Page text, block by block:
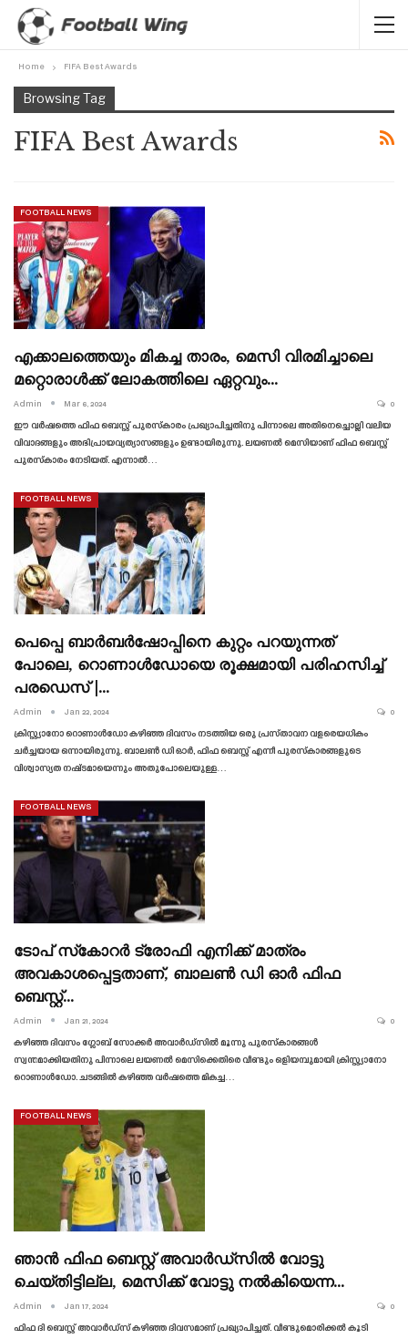
Home FIFA Best Awards
Browsing Tag
FIFA Best Awards
FOOTBALL NEWS
എക്കാലത്തെയും മികച്ച താരം, മെസി വിരമിച്ചാലെ
മറ്റൊരാൾക്ക് ലോകത്തിലെ ഏറ്റവും…
Admin Mar 6, 2024 0
ഈ വർഷത്തെ ഫിഫ ബെസ്റ്റ് പുരസ്‌കാരം പ്രഖ്യാപിച്ചതിനു പിന്നാലെ അതിനെച്ചൊല്ലി വലിയ
വിവാദങ്ങളും അഭിപ്രായവ്യത്യാസങ്ങളും ഉണ്ടായിരുന്നു. ലയണൽ മെസിയാണ് ഫിഫ ബെസ്റ്റ്
പുരസ്‌കാരം നേടിയത്. എന്നാൽ…
FOOTBALL NEWS
പെപ്പെ ബാർബർഷോപ്പിനെ കുറ്റം പറയുന്നത്
പോലെ, റൊണാൾഡോയെ രൂക്ഷമായി പരിഹസിച്ച്
പരഡെസ് |…
Admin Jan 22, 2024 0
ക്രിസ്റ്റ്യാനോ റൊണാൾഡോ കഴിഞ്ഞ ദിവസം നടത്തിയ ഒരു പ്രസ്‌താവന വളരെയധികം
ചർച്ചയായ ഒന്നായിരുന്നു. ബാലൺ ഡി ഓർ, ഫിഫ ബെസ്റ്റ് എന്നീ പുരസ്‌കാരങ്ങളുടെ
വിശ്വാസ്യത നഷ്‌ടമായെന്നും അതുപോലെയുള്ള…
FOOTBALL NEWS
ടോപ് സ്‌കോറർ ട്രോഫി എനിക്ക് മാത്രം
അവകാശപ്പെട്ടതാണ്, ബാലൺ ഡി ഓർ ഫിഫ
ബെസ്റ്റ്…
Admin Jan 21, 2024 0
കഴിഞ്ഞ ദിവസം ഗ്ലോബ് സോക്കർ അവാർഡ്‌സിൽ മൂന്നു പുരസ്‌കാരങ്ങൾ
സ്വന്തമാക്കിയതിനു പിന്നാലെ ലയണൽ മെസിക്കെതിരെ വീണ്ടും ഒളിയമ്പുമായി ക്രിസ്റ്റ്യാനോ
റൊണാൾഡോ. ചടങ്ങിൽ കഴിഞ്ഞ വർഷത്തെ മികച്ച…
FOOTBALL NEWS
ഞാൻ ഫിഫ ബെസ്റ്റ് അവാർഡ്‌സിൽ വോട്ടു
ചെയ്‌തിട്ടില്ല, മെസിക്ക് വോട്ടു നൽകിയെന്ന…
Admin Jan 17, 2024 0
ഫിഫ ദി ബെസ്റ്റ് അവാർഡ്‌സ് കഴിഞ്ഞ ദിവസമാണ് പ്രഖ്യാപിച്ചത്. വീണ്ടുമൊരിക്കൽ കൂടി